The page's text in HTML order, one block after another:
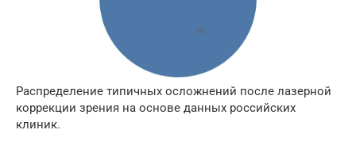
Распределение типичных осложнений после лазерной
коррекции зрения на основе данных российских
клиник.